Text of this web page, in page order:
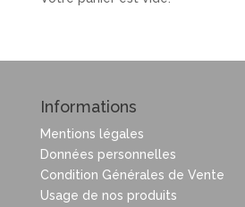
Informations
Mentions légales
Données personnelles
Condition Générales de Vente
Usage de nos produits